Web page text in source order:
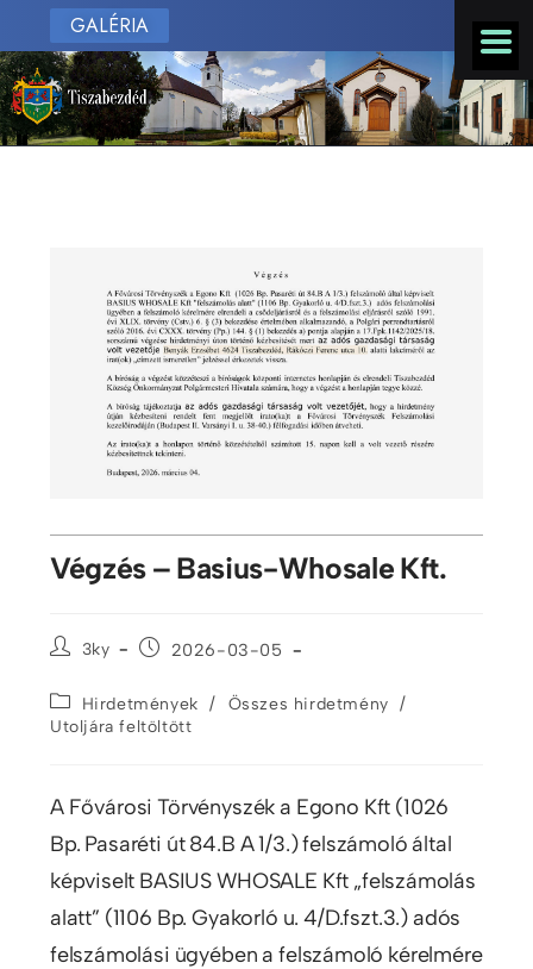
GALÉRIA
Végzés – Basius-Whosale Kft.
3ky 2026-03-05
Hirdetmények / Összes hirdetmény /
Utoljára feltöltött
A Fővárosi Törvényszék a Egono Kft (1026
Bp. Pasaréti út 84.B A 1/3.) felszámoló által
képviselt BASIUS WHOSALE Kft „felszámolás
alatt” (1106 Bp. Gyakorló u. 4/D.fszt.3.) adós
felszámolási ügyében a felszámoló kérelmére